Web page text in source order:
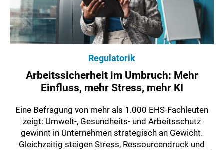
Regulatorik
Arbeitssicherheit im Umbruch: Mehr
Einfluss, mehr Stress, mehr KI
Eine Befragung von mehr als 1.000 EHS-Fachleuten
zeigt: Umwelt-, Gesundheits- und Arbeitsschutz
gewinnt in Unternehmen strategisch an Gewicht.
Gleichzeitig steigen Stress, Ressourcendruck und